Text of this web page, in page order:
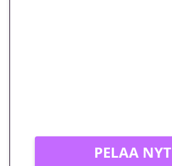
PELAA NYT